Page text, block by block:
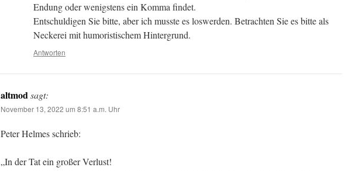
Endung oder wenigstens ein Komma findet.
Entschuldigen Sie bitte, aber ich musste es loswerden. Betrachten Sie es bitte als
Neckerei mit humoristischem Hintergrund.
Antworten
altmodsagt:
November 13, 2022 um 8:51 a.m. Uhr
Peter Helmes schrieb:
„In der Tat ein großer Verlust!